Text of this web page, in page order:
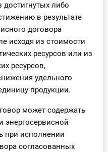
достигнутых либо
в результате
договора
исходя из стоимости
ресурсов или из
ресурсов,
удельного
продукции.
может содержать
энергосервисной
при исполнении
согласованных